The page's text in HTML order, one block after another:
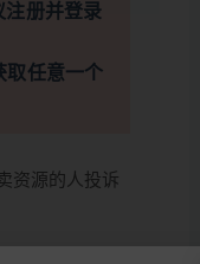
注册并登录
取任意一个
资源的人投诉